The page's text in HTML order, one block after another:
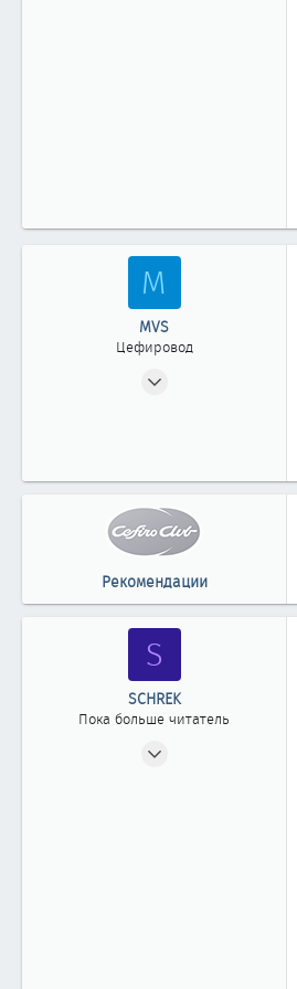
M
MVS
Цефировод
Новосибирск
Рекомендации
S
SCHREK
Пока больше читатель